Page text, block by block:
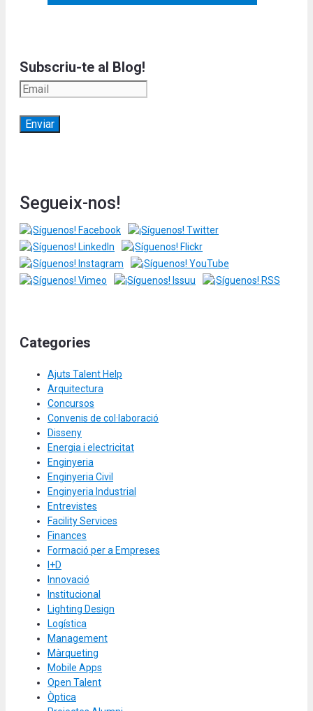
Subscriu-te al Blog!
Segueix-nos!
Categories
Ajuts Talent Help
Arquitectura
Concursos
Convenis de col·laboració
Disseny
Energia i electricitat
Enginyeria
Enginyeria Civil
Enginyeria Industrial
Entrevistes
Facility Services
Finances
Formació per a Empreses
I+D
Innovació
Institucional
Lighting Design
Logística
Management
Màrqueting
Mobile Apps
Open Talent
Òptica